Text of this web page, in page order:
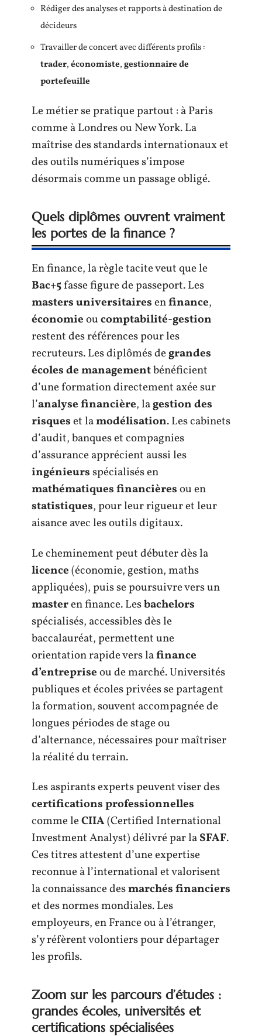
Rédiger des analyses et rapports à destination de
décideurs
Travailler de concert avec différents profils :
trader,économiste,gestionnaire de
portefeuille
Le métier se pratique partout : à Paris
comme à Londres ou New York. La
maîtrise des standards internationaux et
des outils numériques s’impose
désormais comme un passage obligé.
Quels diplômes ouvrent vraiment
les portes de la finance ?
En finance, la règle tacite veut que le
Bac+5fasse figure de passeport. Les
masters universitairesenfinance,
économieoucomptabilité-gestion
restent des références pour les
recruteurs. Les diplômés degrandes
écoles de managementbénéficient
d’une formation directement axée sur
l’analyse financière, lagestion des
risqueset lamodélisation. Les cabinets
d’audit, banques et compagnies
d’assurance apprécient aussi les
ingénieursspécialisés en
mathématiques financièresou en
statistiques, pour leur rigueur et leur
aisance avec les outils digitaux.
Le cheminement peut débuter dès la
licence(économie, gestion, maths
appliquées), puis se poursuivre vers un
masteren finance. Lesbachelors
spécialisés, accessibles dès le
baccalauréat, permettent une
orientation rapide vers lafinance
d’entrepriseou de marché. Universités
publiques et écoles privées se partagent
la formation, souvent accompagnée de
longues périodes de stage ou
d’alternance, nécessaires pour maîtriser
la réalité du terrain.
Les aspirants experts peuvent viser des
certifications professionnelles
comme leCIIA(Certified International
Investment Analyst) délivré par laSFAF.
Ces titres attestent d’une expertise
reconnue à l’international et valorisent
la connaissance desmarchés financiers
et des normes mondiales. Les
employeurs, en France ou à l’étranger,
s’y réfèrent volontiers pour départager
les profils.
Zoom sur les parcours d’études :
grandes écoles, universités et
certifications spécialisées